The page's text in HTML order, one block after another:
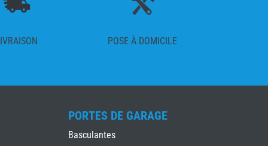
POSE À DOMICILE
PORTES DE GARAGE
Basculantes